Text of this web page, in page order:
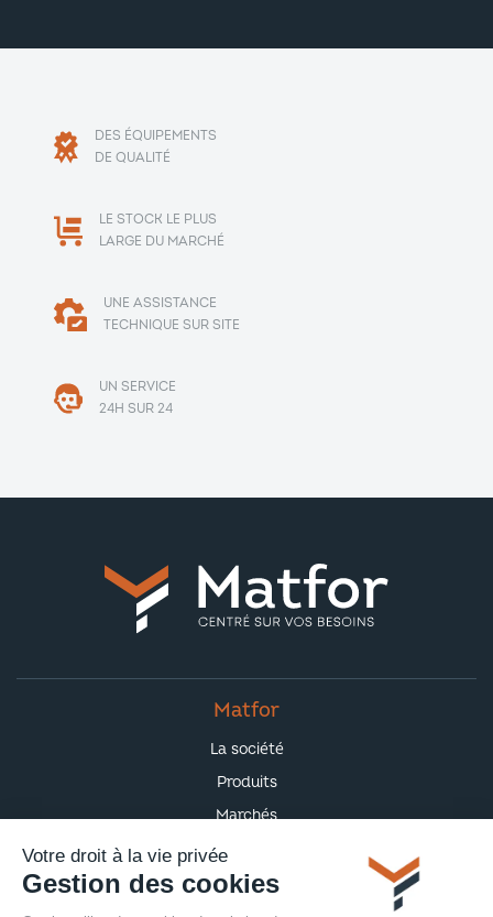
DES ÉQUIPEMENTS
DE QUALITÉ
LE STOCK LE PLUS
LARGE DU MARCHÉ
UNE ASSISTANCE
TECHNIQUE SUR SITE
UN SERVICE
24H SUR 24
Matfor
La société
Produits
Marchés
Actualités
Contact
Votre droit à la vie privée
Gestion des cookies